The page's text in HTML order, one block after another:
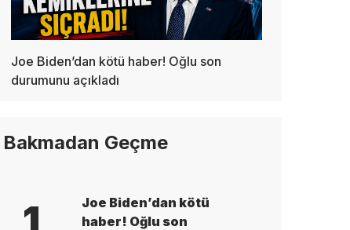
Joe Biden’dan kötü haber! Oğlu son
durumunu açıkladı
Bakmadan Geçme
Joe Biden’dan kötü
haber! Oğlu son